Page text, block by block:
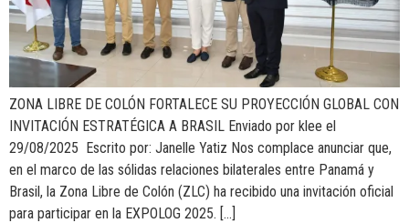
ZONA LIBRE DE COLÓN FORTALECE SU PROYECCIÓN GLOBAL CON
INVITACIÓN ESTRATÉGICA A BRASIL Enviado por klee el
29/08/2025 Escrito por: Janelle Yatiz Nos complace anunciar que,
en el marco de las sólidas relaciones bilaterales entre Panamá y
Brasil, la Zona Libre de Colón (ZLC) ha recibido una invitación oficial
para participar en la EXPOLOG 2025. […]